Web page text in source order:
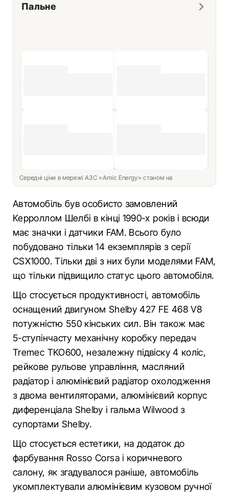
Пальне
Середні ціни в мережі АЗС «Amic Energy» станом на
Автомобіль був особисто замовлений
Керроллом Шелбі в кінці 1990-х років і всюди
має значки і датчики FAM. Всього було
побудовано тільки 14 екземплярів з серії
CSX1000. Тільки дві з них були моделями FAM,
що тільки підвищило статус цього автомобіля.
Що стосується продуктивності, автомобіль
оснащений двигуном Shelby 427 FE 468 V8
потужністю 550 кінських сил. Він також має
5-ступінчасту механічну коробку передач
Tremec TKO600, незалежну підвіску 4 коліс,
рейкове рульове управління, масляний
радіатор і алюмінієвий радіатор охолодження
з двома вентиляторами, алюмінієвий корпус
диференціала Shelby і гальма Wilwood з
супортами Shelby.
Що стосується естетики, на додаток до
фарбування Rosso Corsa і коричневого
салону, як згадувалося раніше, автомобіль
укомплектували алюмінієвим кузовом ручної